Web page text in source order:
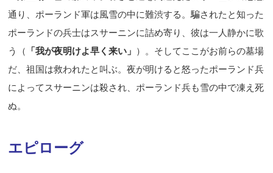
通り、ポーランド軍は風雪の中に難渋する。騙されたと知った
ポーランドの兵士はスサーニンに詰め寄り、彼は一人静かに歌
う（
「我が夜明けよ早く来い」 ）。そしてここがお前らの墓場
だ、祖国は救われたと叫ぶ。夜が明けると怒ったポーランド兵
によってスサーニンは殺され、ポーランド兵も雪の中で凍え死
ぬ。
エピローグ